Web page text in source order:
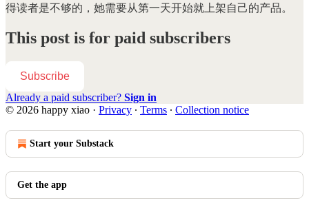
得读者是不够的，她需要从第一天开始就上架自己的产品。
This post is for paid subscribers
Subscribe
Already a paid subscriber? Sign in
© 2026 happy xiao · Privacy ∙ Terms ∙ Collection notice
Start your Substack
Get the app